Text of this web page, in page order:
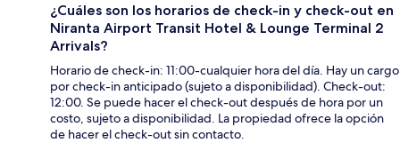
¿Cuáles son los horarios de check-in y check-out en
Niranta Airport Transit Hotel & Lounge Terminal 2
Arrivals?
Horario de check-in: 11:00-cualquier hora del día. Hay un cargo
por check-in anticipado (sujeto a disponibilidad). Check-out:
12:00. Se puede hacer el check-out después de hora por un
costo, sujeto a disponibilidad. La propiedad ofrece la opción
de hacer el check-out sin contacto.